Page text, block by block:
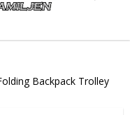
Backpack Trolley